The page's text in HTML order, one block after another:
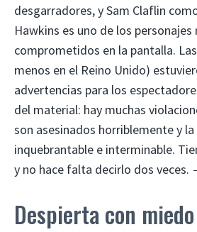
desgarradores, y Sam Claflin
Hawkins es uno de los
comprometidos en la pantalla.
menos en el Reino Unido)
advertencias para los
del material: hay muchas
son asesinados horriblemente y la
inquebrantable e interminable.
y no hace falta decirlo dos veces.
Despierta con